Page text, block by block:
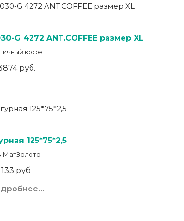
G 4272 ANT.COFFEE размер XL
кофе
руб.
125*75*2,5
МатЗолото
133 руб.